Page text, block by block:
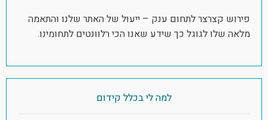
פירוש קצרצר לתחום ענק – ייעול של האתר שלנו והתאמה
מלאה שלו לגוגל כך שידע שאנו הכי רלוונטים לתחומינו.
למה לי בכלל קידום